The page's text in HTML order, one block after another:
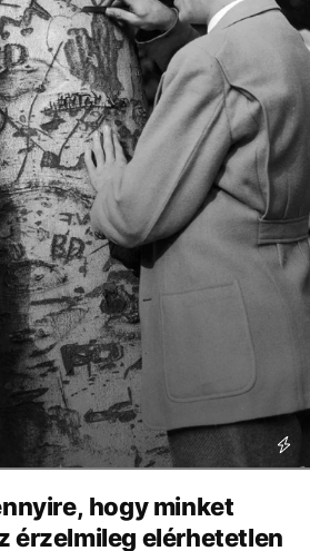
hogy minket
érzelmileg elérhetetlen